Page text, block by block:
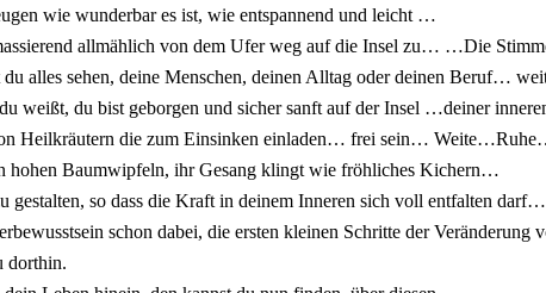
wie wunderbar es ist, wie entspannend und leicht …
allmählich von dem Ufer weg auf die Insel zu… …Die
alles sehen, deine Menschen, deinen Alltag oder deinen Beruf…
weißt, du bist geborgen und sicher sanft auf der Insel …deiner
Heilkräutern die zum Einsinken einladen… frei sein…
hohen Baumwipfeln, ihr Gesang klingt wie fröhliches Kichern…
gestalten, so dass die Kraft in deinem Inneren sich voll entfalten darf…
schon dabei, die ersten kleinen Schritte der Veränderung
dorthin.